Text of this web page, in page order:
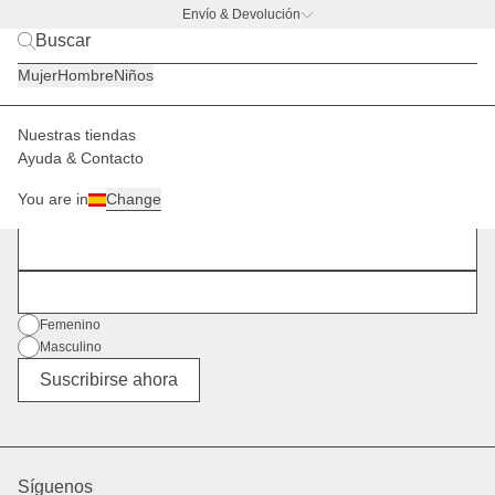
Envío & Devolución
MujerHombreNiños
Nuestras tiendas
Ayuda & Contacto
You are in Change
Regístrate y mantente al día.
Género
Femenino
Masculino
Diverso
Suscribirse ahora
Síguenos